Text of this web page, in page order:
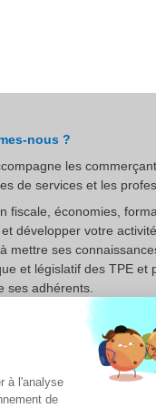
nous ?
les
de services et les
fiscale, économies,
développer votre
mettre ses
et législatif des TPE et
ses adhérents.
notre communauté et
et à l’écoute.
à l'analyse
de